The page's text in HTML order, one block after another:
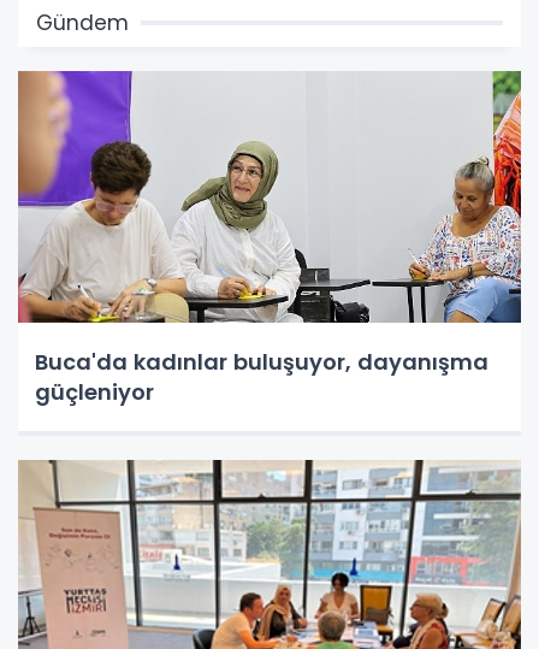
Gündem
Buca'da kadınlar buluşuyor, dayanışma
güçleniyor